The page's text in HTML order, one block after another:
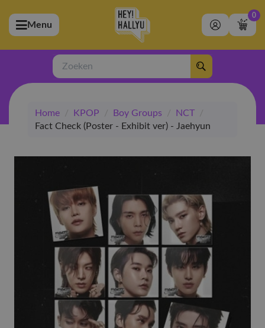
(Artiesten)
(Merchandise)
(Exclusive)
(Winkel)
Menu
0
Zoeken
Home / KPOP / Boy Groups / NCT
/
Fact Check (Poster - Exhibit ver) - Jaehyun